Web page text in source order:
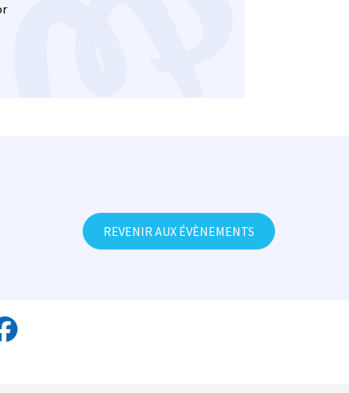
REVENIR AUX ÉVÈNEMENTS